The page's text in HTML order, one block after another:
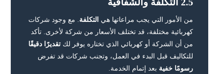
من الأمور التي يجب مراعاتها هي التكلفة . مع وجود شركات
كهربائية مختلفة، قد تختلف الأسعار من شركة لأخرى. تأكد
من أن الشركة أو كهربائي الذي تختاره يوفر لكتقديرًا دقيقًا
للتكاليف قبل البدء في العمل، وتجنب شركات قد تفرض
رسومًا خفية بعد إتمام الخدمة.